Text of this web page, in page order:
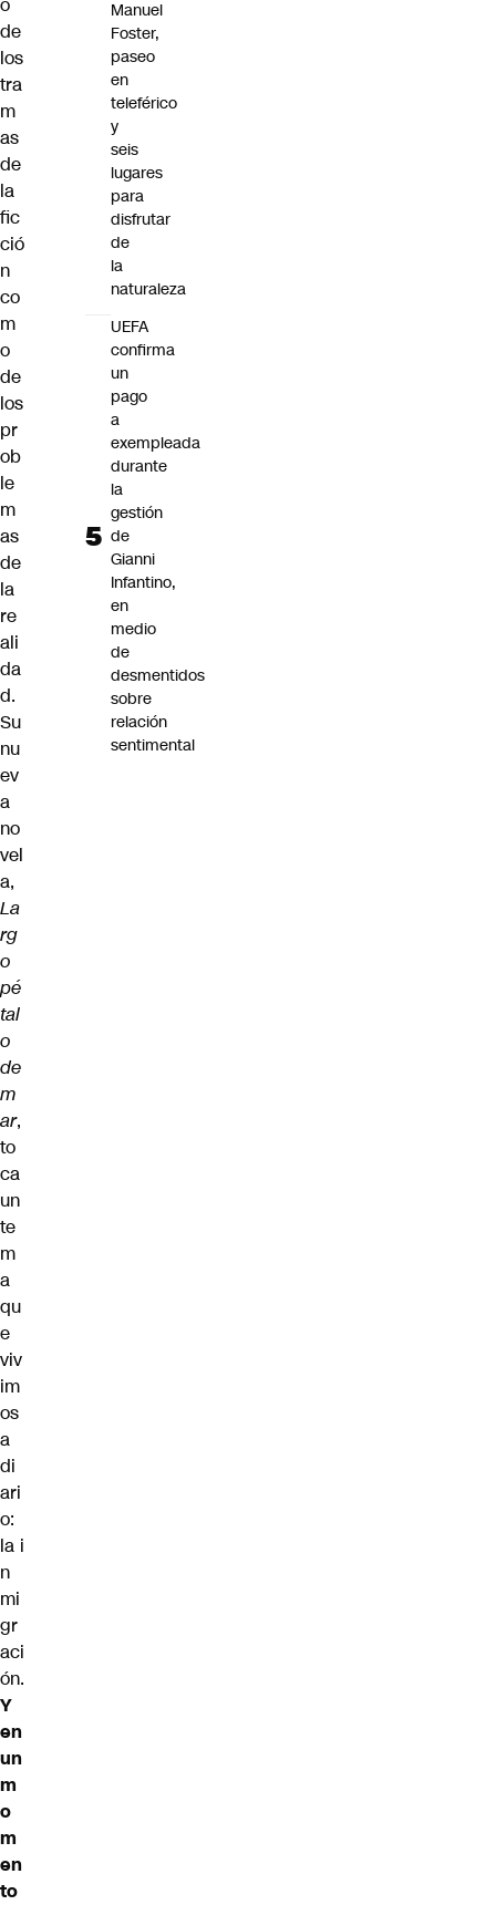
de
los
tra
m
as
de
la
fic
ció
n
co
m
o
de
los
pr
ob
le
m
as
de
la
re
ali
da
d.
Su
nu
ev
a
no
vel
a,
La
rg
o
pé
tal
o
de
m
ar,
to
ca
un
te
m
a
qu
e
viv
im
os
a
di
ari
o:
la i
n
mi
gr
aci
ón.
Y
en
un
m
o
m
en
to
Manuel
Foster,
paseo
en
teleférico
y
seis
lugares
para
disfrutar
de
la
naturaleza
UEFA
confirma
un
pago
a
exempleada
durante
la
gestión
de
Gianni
Infantino,
en
medio
de
desmentidos
sobre
relación
sentimental